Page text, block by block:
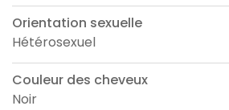
Orientation sexuelle
Hétérosexuel
Couleur des cheveux
Noir